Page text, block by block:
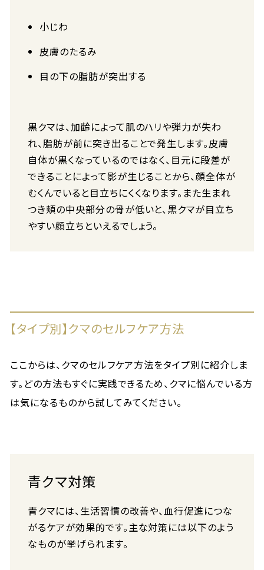
小じわ
皮膚のたるみ
目の下の脂肪が突出する
黒クマは、加齢によって肌のハリや弾力が失わ
れ、脂肪が前に突き出ることで発生します。皮膚
自体が黒くなっているのではなく、目元に段差が
できることによって影が生じることから、顔全体が
むくんでいると目立ちにくくなります。また生まれ
つき頬の中央部分の骨が低いと、黒クマが目立ち
やすい顔立ちといえるでしょう。
【タイプ別】クマのセルフケア方法
ここからは、クマのセルフケア方法をタイプ別に紹介しま
す。どの方法もすぐに実践できるため、クマに悩んでいる方
は気になるものから試してみてください。
青クマ対策
青クマには、生活習慣の改善や、血行促進につな
がるケアが効果的です。主な対策には以下のよう
なものが挙げられます。